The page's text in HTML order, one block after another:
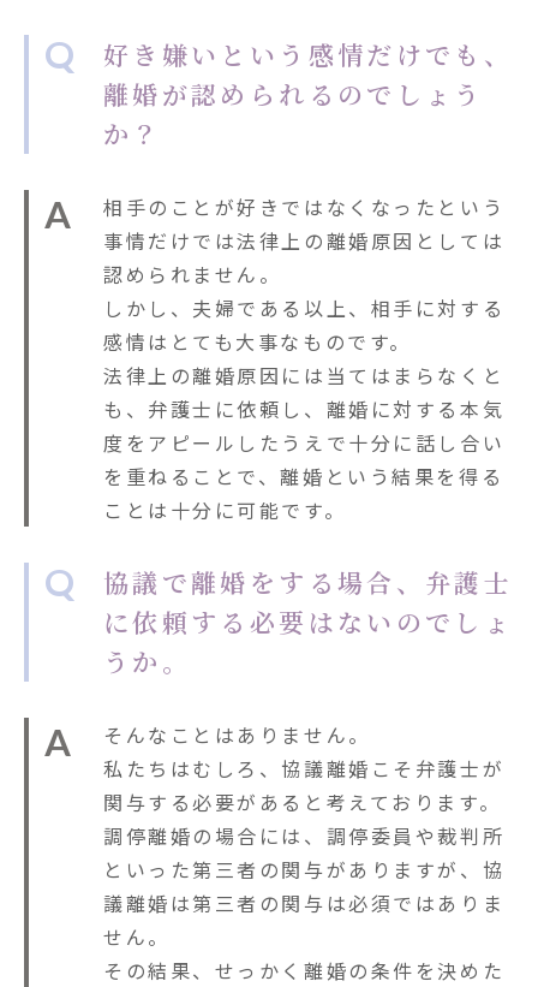
Q
好き嫌いという感情だけでも、
離婚が認められるのでしょう
か？
A
相手のことが好きではなくなったという
事情だけでは法律上の離婚原因としては
認められません。
しかし、夫婦である以上、相手に対する
感情はとても大事なものです。
法律上の離婚原因には当てはまらなくと
も、弁護士に依頼し、離婚に対する本気
度をアピールしたうえで十分に話し合い
を重ねることで、離婚という結果を得る
ことは十分に可能です。
Q
協議で離婚をする場合、弁護士
に依頼する必要はないのでしょ
うか。
A
そんなことはありません。
私たちはむしろ、協議離婚こそ弁護士が
関与する必要があると考えております。
調停離婚の場合には、調停委員や裁判所
といった第三者の関与がありますが、協
議離婚は第三者の関与は必須ではありま
せん。
その結果、せっかく離婚の条件を決めた